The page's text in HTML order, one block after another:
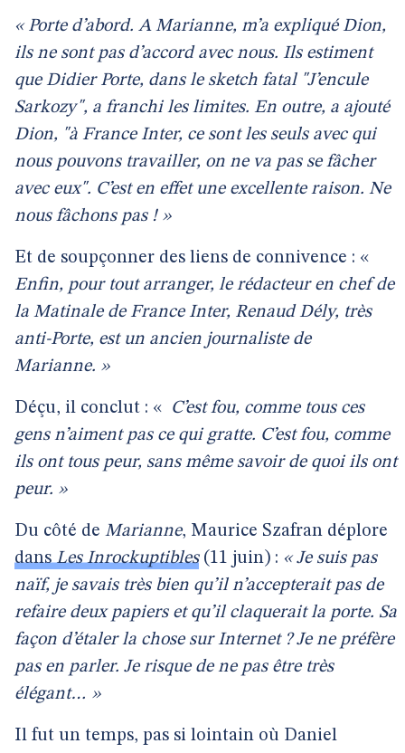
« Porte d’abord. A Marianne, m’a expliqué Dion,
ils ne sont pas d’accord avec nous. Ils estiment
que Didier Porte, dans le sketch fatal "J’encule
Sarkozy", a franchi les limites. En outre, a ajouté
Dion, "à France Inter, ce sont les seuls avec qui
nous pouvons travailler, on ne va pas se fâcher
avec eux". C’est en effet une excellente raison. Ne
nous fâchons pas ! »
Et de soupçonner des liens de connivence : «
Enfin, pour tout arranger, le rédacteur en chef de
la Matinale de France Inter, Renaud Dély, très
anti-Porte, est un ancien journaliste de
Marianne. »
Déçu, il conclut : « C’est fou, comme tous ces
gens n’aiment pas ce qui gratte. C’est fou, comme
ils ont tous peur, sans même savoir de quoi ils ont
peur. »
Du côté de Marianne, Maurice Szafran déplore
dansLes Inrockuptibles(11 juin) : « Je suis pas
naïf, je savais très bien qu’il n’accepterait pas de
refaire deux papiers et qu’il claquerait la porte. Sa
façon d’étaler la chose sur Internet ? Je ne préfère
pas en parler. Je risque de ne pas être très
élégant… »
Il fut un temps, pas si lointain où Daniel